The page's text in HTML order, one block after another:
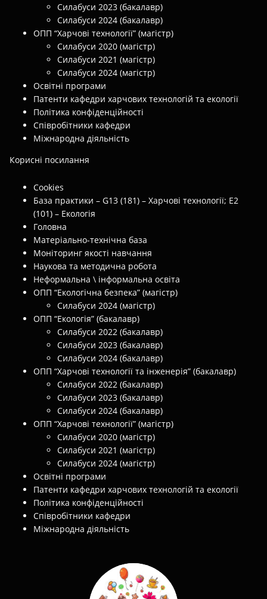
Силабуси 2023 (бакалавр)
Силабуси 2024 (бакалавр)
ОПП “Харчові технології” (магістр)
Силабуси 2020 (магістр)
Силабуси 2021 (магістр)
Силабуси 2024 (магістр)
Освітні програми
Патенти кафедри харчових технологій та екології
Політика конфіденційності
Співробітники кафедри
Міжнародна діяльність
Корисні посилання
Cookies
База практики – G13 (181) – Харчові технології; E2
(101) – Екологія
Головна
Матеріально-технічна база
Моніторинг якості навчання
Наукова та методична робота
Неформальна \ інформальна освіта
ОПП “Екологічна безпека” (магістр)
Силабуси 2024 (магістр)
ОПП “Екологія” (бакалавр)
Силабуси 2022 (бакалавр)
Силабуси 2023 (бакалавр)
Силабуси 2024 (бакалавр)
ОПП “Харчові технології та інженерія” (бакалавр)
Силабуси 2022 (бакалавр)
Силабуси 2023 (бакалавр)
Силабуси 2024 (бакалавр)
ОПП “Харчові технології” (магістр)
Силабуси 2020 (магістр)
Силабуси 2021 (магістр)
Силабуси 2024 (магістр)
Освітні програми
Патенти кафедри харчових технологій та екології
Політика конфіденційності
Співробітники кафедри
Міжнародна діяльність